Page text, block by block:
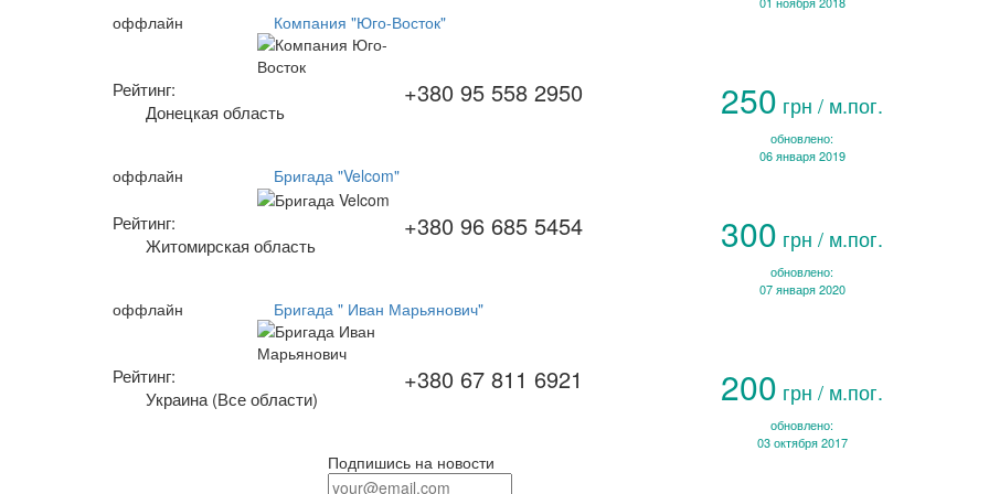
оффлайн Компания "Юго-Восток"
Рейтинг:
Донецкая область
+380 95 558 2950 250 грн / м.пог.
обновлено:
06 января 2019
оффлайн Бригада "Velcom"
Рейтинг:
Житомирская область
+380 96 685 5454 300 грн / м.пог.
обновлено:
07 января 2020
оффлайн Бригада " Иван Марьянович"
Рейтинг:
Украина (Все области)
+380 67 811 6921 200 грн / м.пог.
обновлено:
03 октября 2017
Подпишись на новости